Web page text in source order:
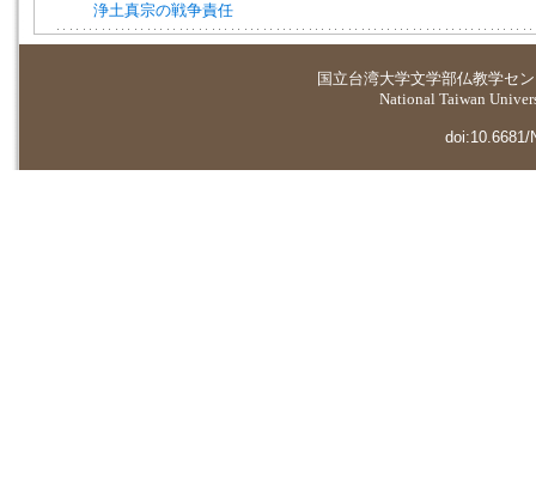
浄土真宗の戦争責任
国立台湾大学文学部仏教学セ
National Taiwan
doi:10.6681/